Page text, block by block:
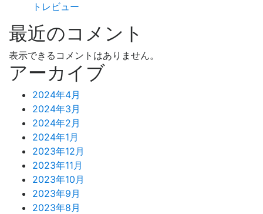
トレビュー
最近のコメント
表示できるコメントはありません。
アーカイブ
2024年4月
2024年3月
2024年2月
2024年1月
2023年12月
2023年11月
2023年10月
2023年9月
2023年8月